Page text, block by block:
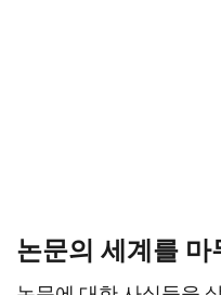
논문의 세계를 마